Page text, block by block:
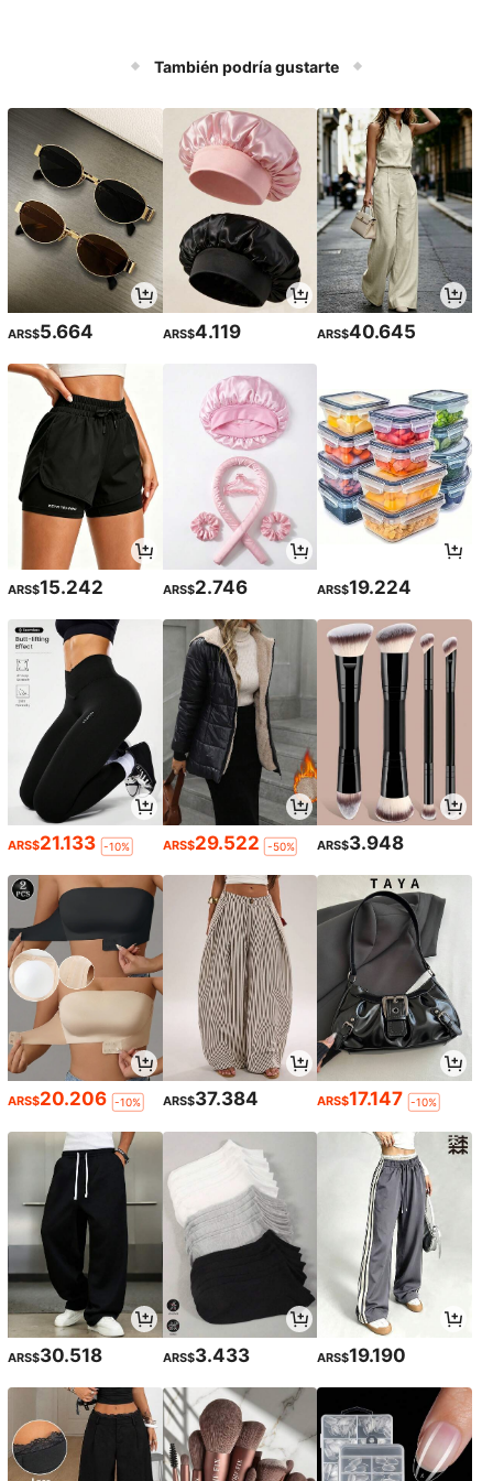
También podría gustarte
ARS$5.664 ARS$4.119 ARS$40.645
ARS$15.242 ARS$2.746 ARS$19.224
ARS$21.133 -10% ARS$29.522 -50% ARS$3.948
ARS$20.206 -10% ARS$37.384 ARS$17.147 -10%
ARS$30.518 ARS$3.433 ARS$19.190